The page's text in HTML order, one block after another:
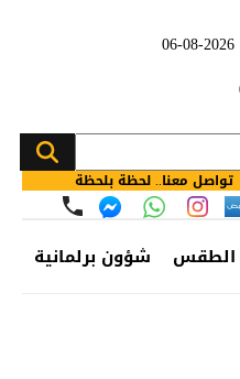
تواصل معنا.. لحظة بلحظة
الطقس شؤون برلمانية